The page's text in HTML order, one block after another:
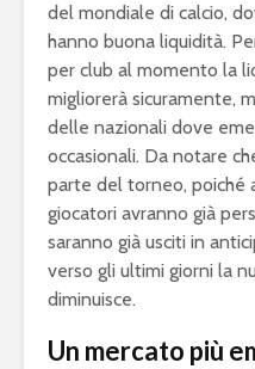
del mondiale di calcio,
hanno buona liquidità.
per club al momento la
migliorerà sicuramente,
delle nazionali dove
occasionali. Da notare
parte del torneo, poiché
giocatori avranno già
saranno già usciti in
verso gli ultimi giorni la
diminuisce.
Un mercato più